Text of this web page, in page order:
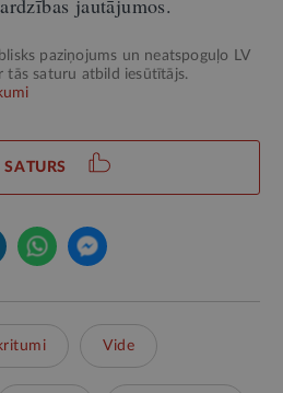
jautājumos.
paziņojums un neatspoguļo LV
tās saturu atbild iesūtītājs.
SATURS
Vide